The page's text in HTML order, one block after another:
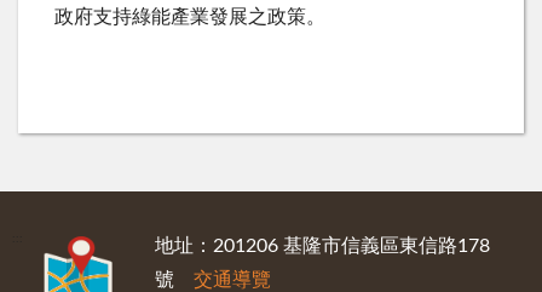
政府支持綠能產業發展之政策。
地址：201206 基隆市信義區東信路178
號 交通導覽